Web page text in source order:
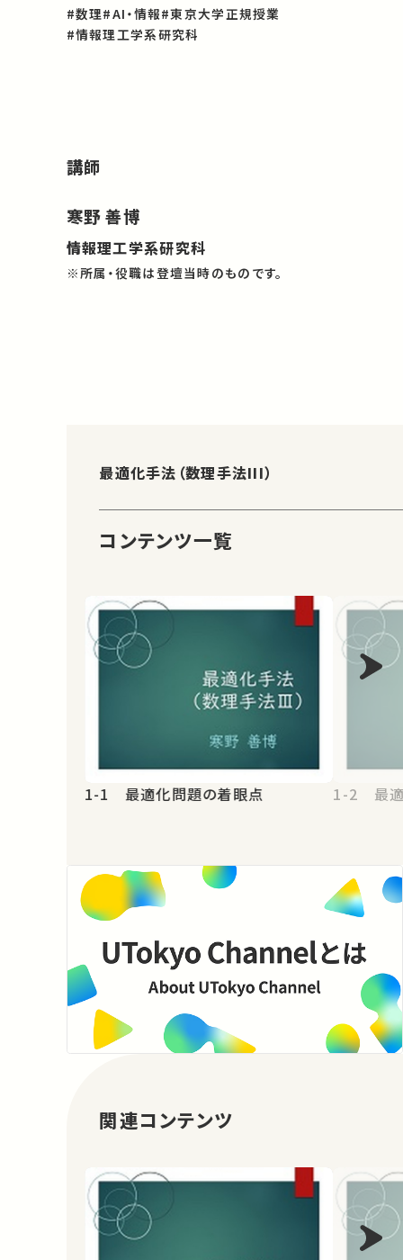
#数理#AI・情報#東京大学正規授業
#情報理工学系研究科
講師
寒野 善博
情報理工学系研究科
※所属・役職は登壇当時のものです。
最適化手法（数理手法III）
コンテンツ一覧
1-1 最適化問題の着眼点 1-2 最適
関連コンテンツ